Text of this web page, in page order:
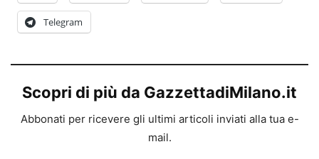
Telegram
Scopri di più da GazzettadiMilano.it
Abbonati per ricevere gli ultimi articoli inviati alla tua e-
mail.